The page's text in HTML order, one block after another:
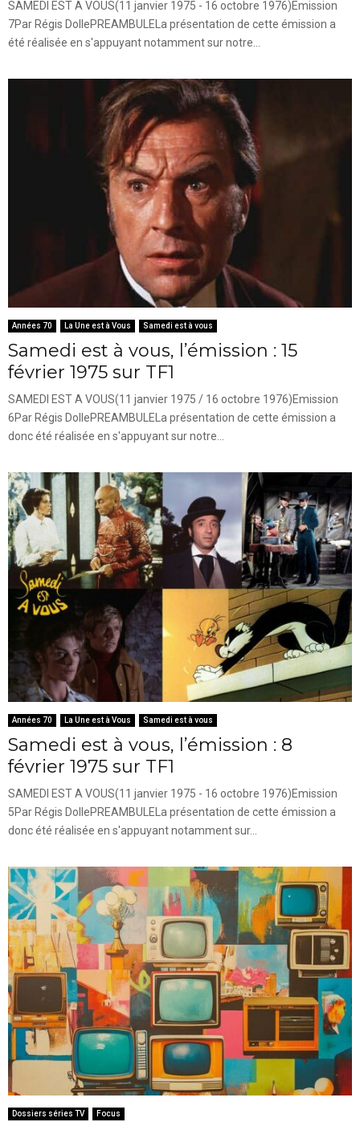
SAMEDI EST A VOUS(11 janvier 1975 - 16 octobre 1976)Emission
7Par Régis DollePREAMBULELa présentation de cette émission a
été réalisée en s'appuyant notamment sur notre...
Années 70 La Une est à Vous Samedi est à vous
Samedi est à vous, l’émission : 15
février 1975 sur TF1
SAMEDI EST A VOUS(11 janvier 1975 / 16 octobre 1976)Emission
6Par Régis DollePREAMBULELa présentation de cette émission a
donc été réalisée en s'appuyant sur notre...
Années 70 La Une est à Vous Samedi est à vous
Samedi est à vous, l’émission : 8
février 1975 sur TF1
SAMEDI EST A VOUS(11 janvier 1975 - 16 octobre 1976)Emission
5Par Régis DollePREAMBULELa présentation de cette émission a
donc été réalisée en s'appuyant notamment sur...
Dossiers séries TV Focus